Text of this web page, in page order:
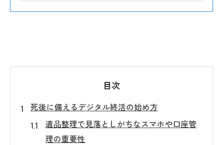
目次
死後に備えるデジタル終活の始め方
遺品整理で見落としがちなスマホや口座管
理の重要性